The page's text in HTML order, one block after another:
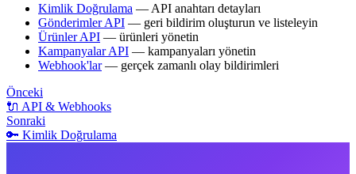
Kimlik Doğrulama — API anahtarı detayları
Gönderimler API — geri bildirim oluşturun ve listeleyin
Ürünler API — ürünleri yönetin
Kampanyalar API — kampanyaları yönetin
Webhook'lar— gerçek zamanlı olay bildirimleri
Önceki
🔌 API & Webhooks
Sonraki
🔑 Kimlik Doğrulama